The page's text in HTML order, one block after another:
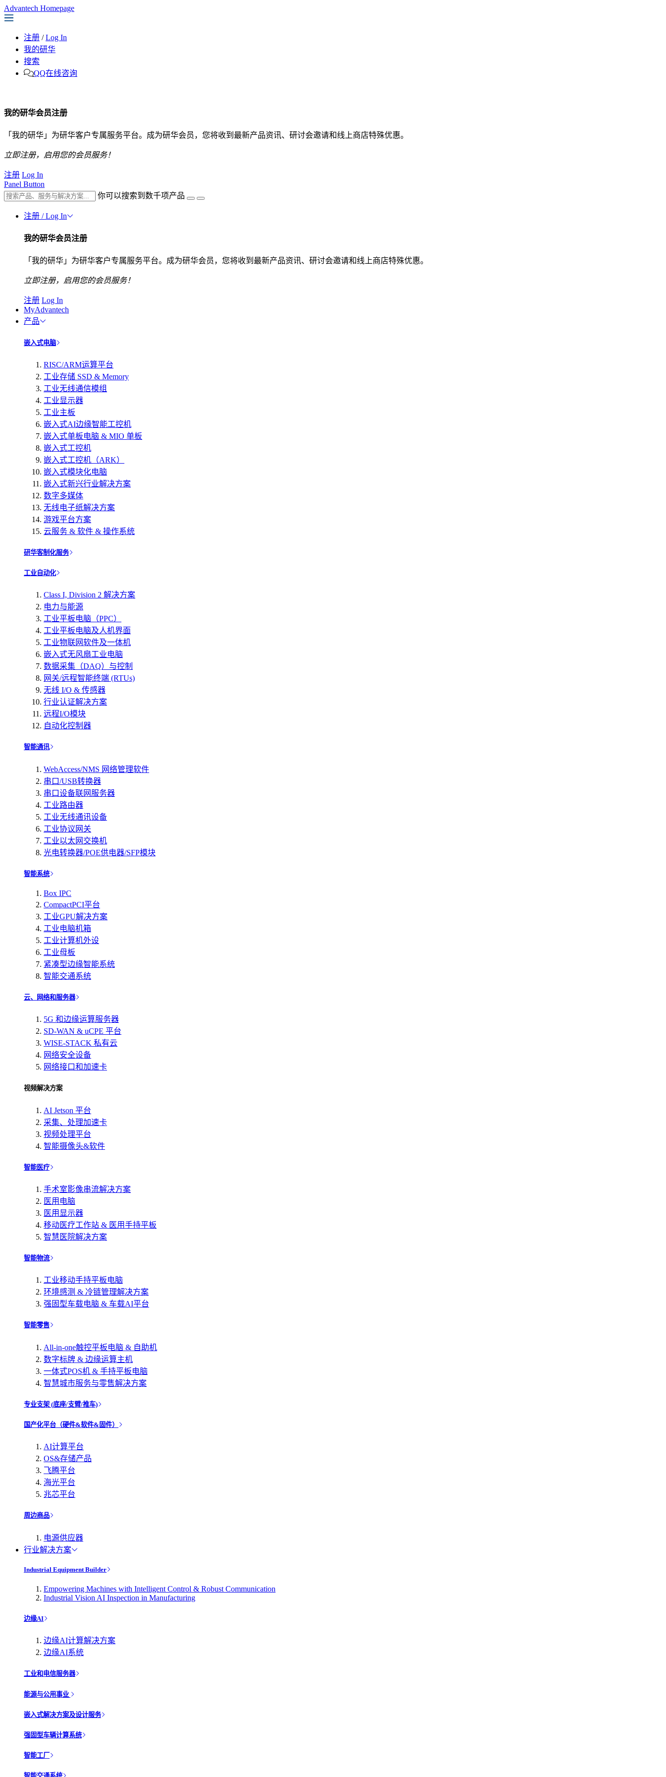
Advantech Homepage
注册 / Log In
我的研华
搜索
QQ在线咨询
我的研华会员注册
「我的研华」为研华客户专属服务平台。成为研华会员，您将收到最新产品资讯、研讨会邀请和线上商店特殊优惠。
立即注册，启用您的会员服务！
注册 Log In
Panel Button
你可以搜索到数千项产品
注册 / Log In
我的研华会员注册
「我的研华」为研华客户专属服务平台。成为研华会员，您将收到最新产品资讯、研讨会邀请和线上商店特殊优惠。
立即注册，启用您的会员服务！
注册 Log In
MyAdvantech
产品
嵌入式电脑
RISC/ARM运算平台
工业存储 SSD & Memory
工业无线通信模组
工业显示器
工业主板
嵌入式AI边缘智能工控机
嵌入式单板电脑 & MIO 单板
嵌入式工控机
嵌入式工控机（ARK）
嵌入式模块化电脑
嵌入式新兴行业解决方案
数字多媒体
无线电子纸解决方案
游戏平台方案
云服务 & 软件 & 操作系统
研华客制化服务
工业自动化
Class I, Division 2 解决方案
电力与能源
工业平板电脑（PPC）
工业平板电脑及人机界面
工业物联网软件及一体机
嵌入式无风扇工业电脑
数据采集（DAQ）与控制
网关/远程智能终端 (RTUs)
无线 I/O & 传感器
行业认证解决方案
远程I/O模块
自动化控制器
智能通讯
WebAccess/NMS 网络管理软件
串口/USB转换器
串口设备联网服务器
工业路由器
工业无线通讯设备
工业协议网关
工业以太网交换机
光电转换器/POE供电器/SFP模块
智能系统
Box IPC
CompactPCI平台
工业GPU解决方案
工业电脑机箱
工业计算机外设
工业母板
紧凑型边缘智能系统
智能交通系统
云、网络和服务器
5G 和边缘运算服务器
SD-WAN & uCPE 平台
WISE-STACK 私有云
网络安全设备
网络接口和加速卡
视频解决方案
AI Jetson 平台
采集、处理加速卡
视频处理平台
智能摄像头&软件
智能医疗
手术室影像串流解决方案
医用电脑
医用显示器
移动医疗工作站 & 医用手持平板
智慧医院解决方案
智能物流
工业移动手持平板电脑
环境感测 & 冷链管理解决方案
强固型车载电脑 & 车载AI平台
智能零售
All-in-one触控平板电脑 & 自助机
数字标牌 & 边缘运算主机
一体式POS机 & 手持平板电脑
智慧城市服务与零售解决方案
专业支架 (底座/支臂/推车)
国产化平台（硬件&软件&固件）
AI计算平台
OS&存储产品
飞腾平台
海光平台
兆芯平台
周边商品
电源供应器
行业解决方案
Industrial Equipment Builder
Empowering Machines with Intelligent Control & Robust Communication
Industrial Vision AI Inspection in Manufacturing
边缘AI
边缘AI计算解决方案
边缘AI系统
工业和电信服务器
能源与公用事业
嵌入式解决方案及设计服务
强固型车辆计算系统
智能工厂